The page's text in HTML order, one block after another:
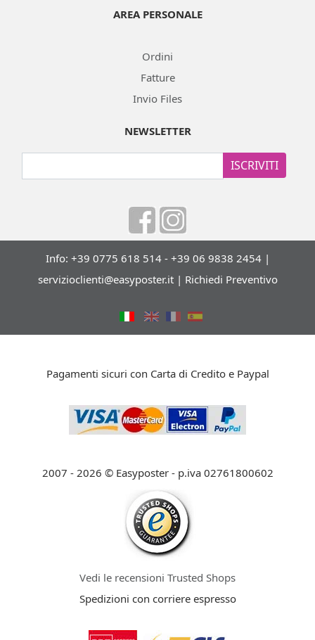
AREA PERSONALE
Ordini
Fatture
Invio Files
NEWSLETTER
ISCRIVITI
Info: +39 0775 618 514 - +39 06 9838 2454 |
servizioclienti@easyposter.it| Richiedi Preventivo
Pagamenti sicuri con Carta di Credito e Paypal
2007 - 2026 © Easyposter - p.iva 02761800602
Vedi le recensioni Trusted Shops
Spedizioni con corriere espresso